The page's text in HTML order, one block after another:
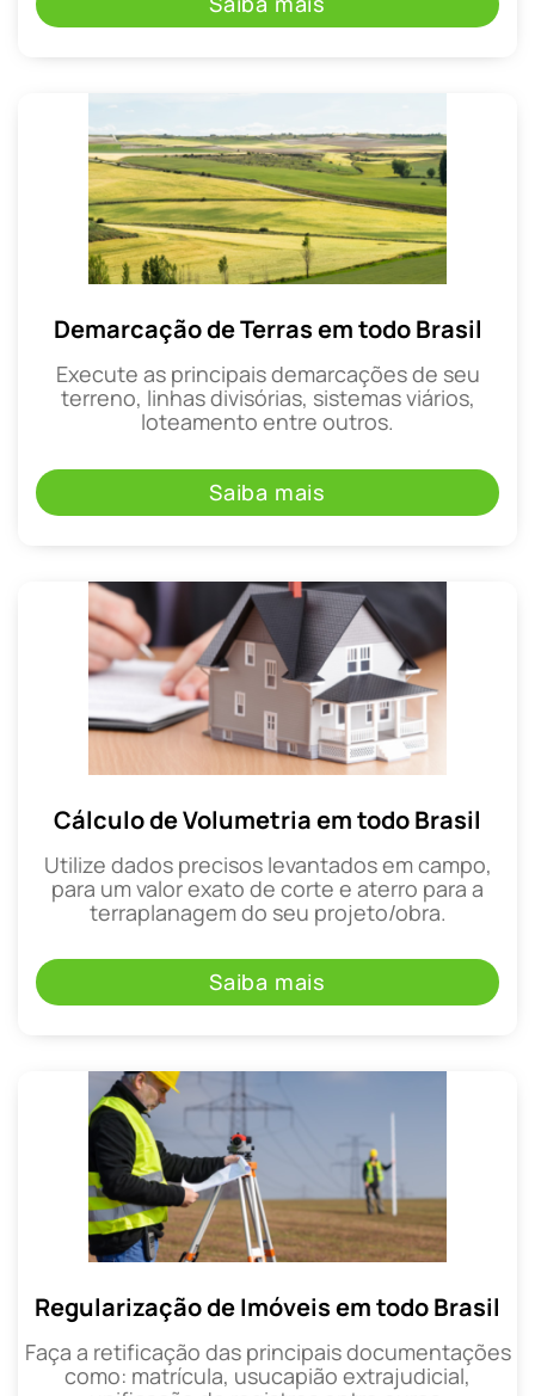
Demarcação de Terras em todo Brasil
Execute as principais demarcações de seu
terreno, linhas divisórias, sistemas viários,
loteamento entre outros.
Saiba mais
Cálculo de Volumetria em todo Brasil
Utilize dados precisos levantados em campo,
para um valor exato de corte e aterro para a
terraplanagem do seu projeto/obra.
Saiba mais
Regularização de Imóveis em todo Brasil
Faça a retificação das principais documentações
como: matrícula, usucapião extrajudicial,